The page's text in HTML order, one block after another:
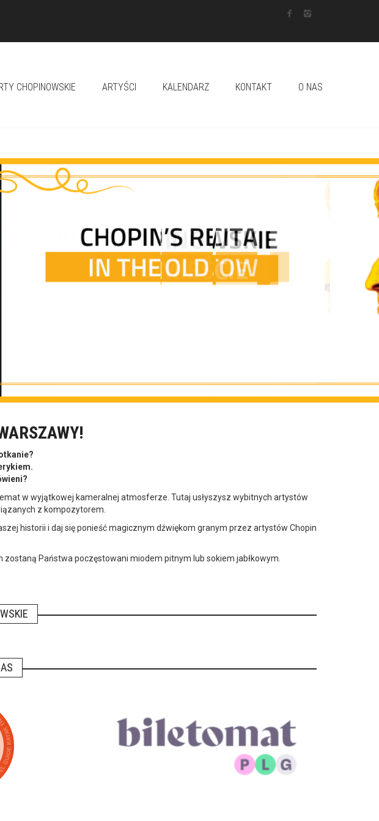
CHOPINOWSKIE ARTYŚCI KALENDARZ KONTAKT O NAS
w wyjątkowej kameralnej atmosferze. Tutaj usłyszysz wybitnych artystów
z kompozytorem.
historii i daj się ponieść magicznym dźwiękom granym przez artystów Chopin
Państwa poczęstowani miodem pitnym lub sokiem jabłkowym.